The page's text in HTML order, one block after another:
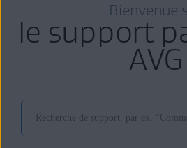
Bienvenue
le support
AVG